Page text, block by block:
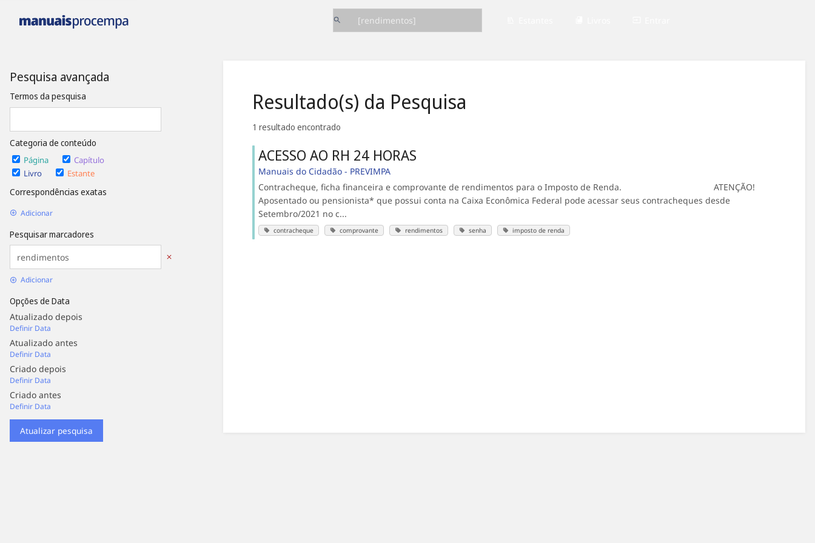
Pesquisa avançada
Termos da pesquisa
Categoria de conteúdo
Página
Capítulo
Livro
Estante
Correspondências exatas
Adicionar
Pesquisar marcadores
Adicionar
Opções de Data
Atualizado depois
Definir Data
Atualizado antes
Definir Data
Criado depois
Definir Data
Criado antes
Definir Data
Atualizar pesquisa
Resultado(s) da Pesquisa
1 resultado encontrado
ACESSO AO RH 24 HORAS
Manuais do Cidadão - PREVIMPA
Contracheque, ficha financeira e comprovante de rendimentos para o Imposto de Renda. ATENÇÃO!
Aposentado ou pensionista* que possui conta na Caixa Econômica Federal pode acessar seus contracheques desde
Setembro/2021 no c...
contracheque comprovante rendimentos senha imposto de renda